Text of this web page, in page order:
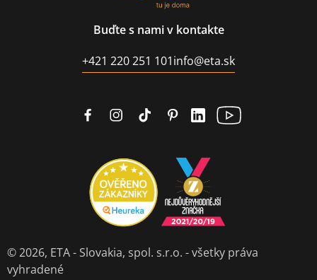
Buďte s nami v kontakte
+421 220 251 101info@eta.sk
© 2026, ETA - Slovakia, spol. s.r.o. - všetky práva
vyhradené